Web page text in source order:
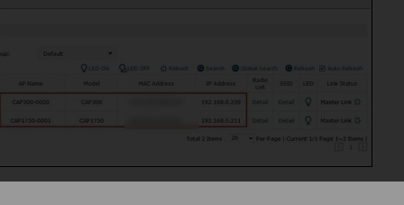
as “VLAN2” and “VLAN3”.